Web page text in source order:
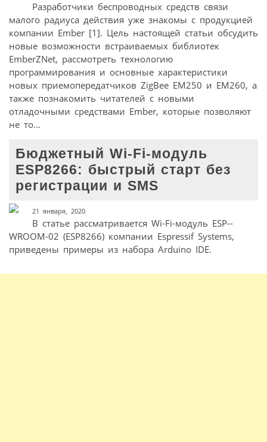
Разработчики беспроводных средств связи
малого радиуса действия уже знакомы с продукцией
компании Ember [1]. Цель настоящей статьи обсудить
новые возможности встраиваемых библиотек
EmberZNet, рассмотреть технологию
программирования и основные характеристики
новых приемопередатчиков ZigBee EM250 и EM260, а
также познакомить читателей с новыми
отладочными средствами Ember, которые позволяют
не то...
Бюджетный Wi-­Fi-модуль
ESP8266: быстрый старт без
регистрации и SMS
21 января, 2020
В статье рассматривается Wi­-Fi-модуль ESP-­
WROOM-­02 (ESP8266) компании Espressif Systems,
приведены примеры из набора Arduino IDE.